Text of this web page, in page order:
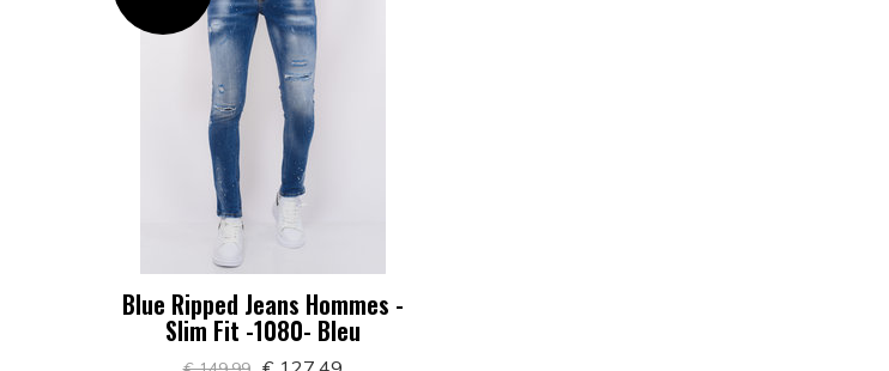
Blue Ripped Jeans Hommes -
Slim Fit -1080- Bleu